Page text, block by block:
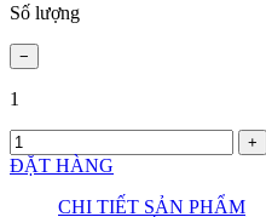
Số lượng
1
ĐẶT HÀNG
CHI TIẾT SẢN PHẨM